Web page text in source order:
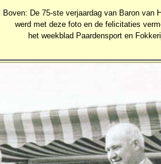
Boven: De 75-ste verjaardag van Baron van
werd met deze foto en de felicitaties
het weekblad Paardensport en